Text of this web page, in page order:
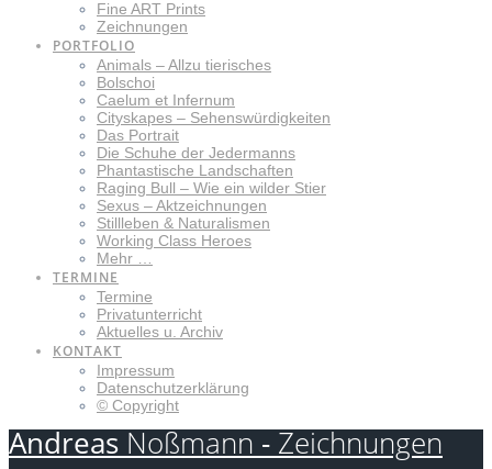
Fine ART Prints
Zeichnungen
PORTFOLIO
Animals – Allzu tierisches
Bolschoi
Caelum et Infernum
Cityskapes – Sehenswürdigkeiten
Das Portrait
Die Schuhe der Jedermanns
Phantastische Landschaften
Raging Bull – Wie ein wilder Stier
Sexus – Aktzeichnungen
Stillleben & Naturalismen
Working Class Heroes
Mehr …
TERMINE
Termine
Privatunterricht
Aktuelles u. Archiv
KONTAKT
Impressum
Datenschutzerklärung
© Copyright
Andreas Noßmann - Zeichnungen